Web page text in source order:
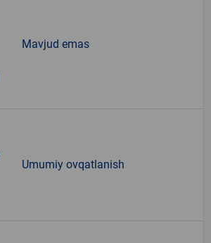
Mavjud emas
Umumiy ovqatlanish